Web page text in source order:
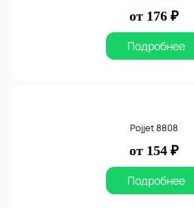
от 176 ₽
Подробнее
Pojjet 8808
от 154 ₽
Подробнее